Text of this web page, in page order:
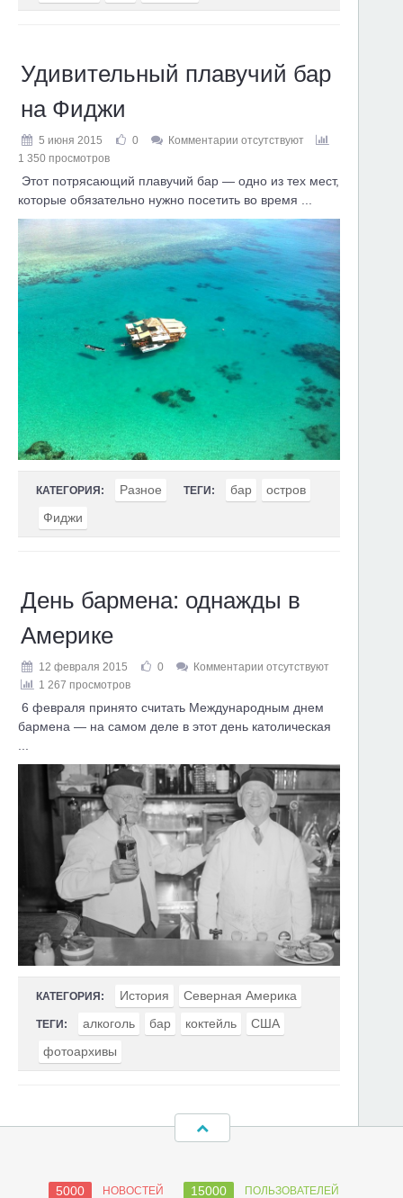
Удивительный плавучий бар
на Фиджи
5 июня 2015 0
Комментарии отсутствуют
1 350 просмотров
Этот потрясающий плавучий бар — одно из тех мест,
которые обязательно нужно посетить во время ...
КАТЕГОРИЯ: Разное ТЕГИ: бар
остров
Фиджи
День бармена: однажды в
Америке
12 февраля 2015 0
Комментарии отсутствуют
1 267 просмотров
6 февраля принято считать Международным днем
бармена — на самом деле в этот день католическая
КАТЕГОРИЯ: История Северная Америка
ТЕГИ: алкоголь бар коктейль
США
фотоархивы
5000 НОВОСТЕЙ 15000 ПОЛЬЗОВАТЕЛЕЙ